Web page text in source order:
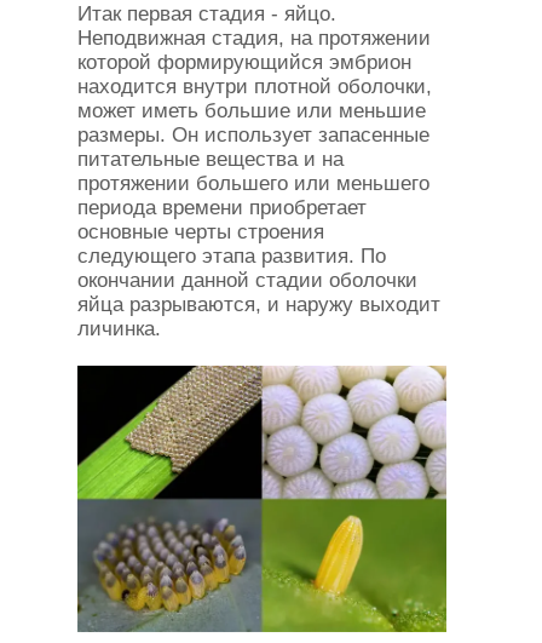
Итак первая стадия - яйцо.
Неподвижная стадия, на протяжении
которой формирующийся эмбрион
находится внутри плотной оболочки,
может иметь большие или меньшие
размеры. Он использует запасенные
питательные вещества и на
протяжении большего или меньшего
периода времени приобретает
основные черты строения
следующего этапа развития. По
окончании данной стадии оболочки
яйца разрываются, и наружу выходит
личинка.